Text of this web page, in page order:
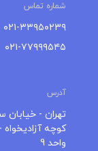
شماره تماس
۰۲۱-۳۳۹۵۰۲۳۹
۰۲۱-۷۷۹۹۹۵۴۵
آدرس
تهران - خیابان
واحد 9